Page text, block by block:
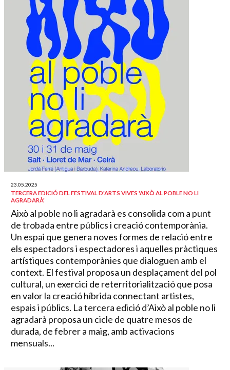
23.05.2025
TERCERA EDICIÓ DEL FESTIVAL D'ARTS VIVES 'AIXÒ AL POBLE NO LI
AGRADARÀ'
Això al poble no li agradarà es consolida com a punt
de trobada entre públics i creació contemporània.
Un espai que genera noves formes de relació entre
els espectadors i espectadores i aquelles pràctiques
artístiques contemporànies que dialoguen amb el
context. El festival proposa un desplaçament del pol
cultural, un exercici de reterritorialització que posa
en valor la creació híbrida connectant artistes,
espais i públics. La tercera edició d’Això al poble no li
agradarà proposa un cicle de quatre mesos de
durada, de febrer a maig, amb activacions
mensuals...